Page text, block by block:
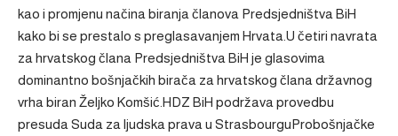
kao i promjenu načina biranja članova Predsjedništva BiH
kako bi se prestalo s preglasavanjem Hrvata.U četiri navrata
za hrvatskog člana Predsjedništva BiH je glasovima
dominantno bošnjačkih birača za hrvatskog člana državnog
vrha biran Željko Komšić.HDZ BiH podržava provedbu
presuda Suda za ljudska prava u StrasbourguProbošnjačke